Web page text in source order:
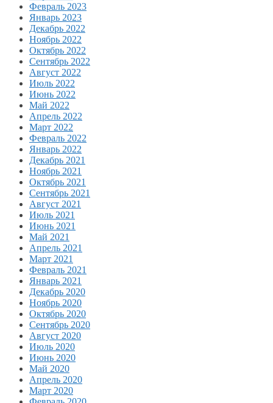
Февраль 2023
Январь 2023
Декабрь 2022
Ноябрь 2022
Октябрь 2022
Сентябрь 2022
Август 2022
Июль 2022
Июнь 2022
Май 2022
Апрель 2022
Март 2022
Февраль 2022
Январь 2022
Декабрь 2021
Ноябрь 2021
Октябрь 2021
Сентябрь 2021
Август 2021
Июль 2021
Июнь 2021
Май 2021
Апрель 2021
Март 2021
Февраль 2021
Январь 2021
Декабрь 2020
Ноябрь 2020
Октябрь 2020
Сентябрь 2020
Август 2020
Июль 2020
Июнь 2020
Май 2020
Апрель 2020
Март 2020